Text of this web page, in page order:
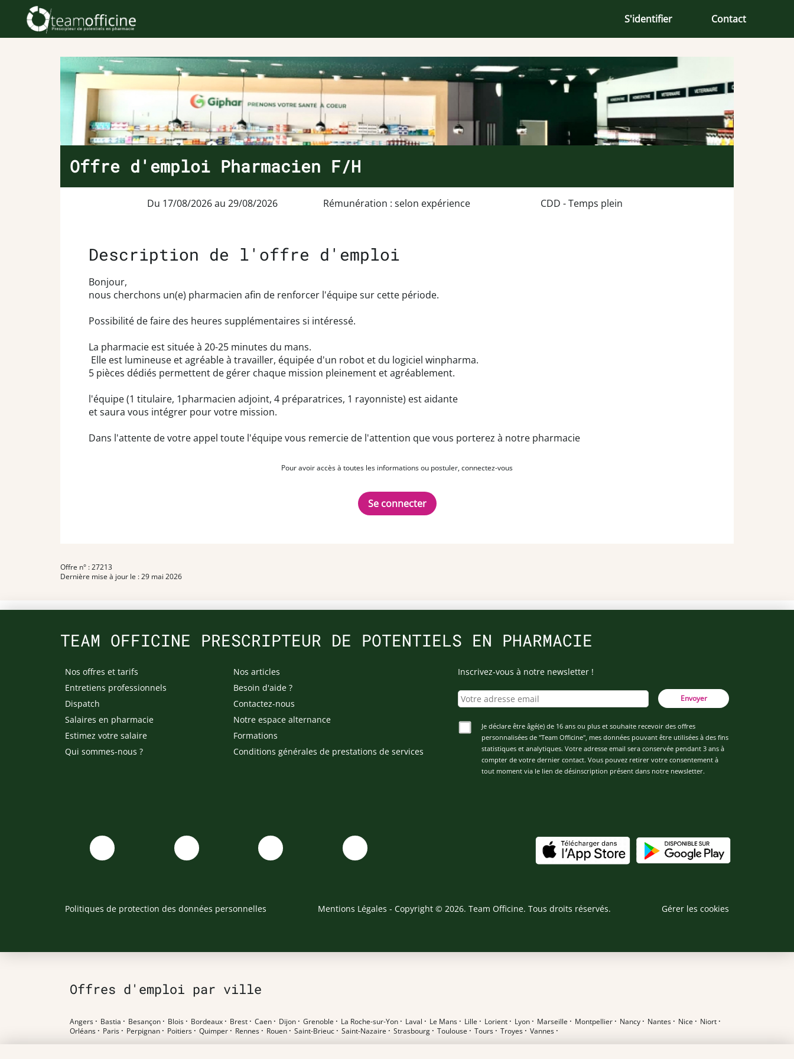
S'identifier Contact
Offre d'emploi Pharmacien F/H
Du 17/08/2026 au 29/08/2026 Rémunération : selon expérience CDD - Temps plein
Description de l'offre d'emploi
Bonjour,
nous cherchons un(e) pharmacien afin de renforcer l'équipe sur cette période.
Possibilité de faire des heures supplémentaires si intéressé.
La pharmacie est située à 20-25 minutes du mans.
Elle est lumineuse et agréable à travailler, équipée d'un robot et du logiciel winpharma.
5 pièces dédiés permettent de gérer chaque mission pleinement et agréablement.
l'équipe (1 titulaire, 1pharmacien adjoint, 4 préparatrices, 1 rayonniste) est aidante
et saura vous intégrer pour votre mission.
Dans l'attente de votre appel toute l'équipe vous remercie de l'attention que vous porterez à notre pharmacie
Pour avoir accès à toutes les informations ou postuler, connectez-vous
Se connecter
Offre n° : 27213
Dernière mise à jour le : 29 mai 2026
TEAM OFFICINE PRESCRIPTEUR DE POTENTIELS EN PHARMACIE
Nos offres et tarifs
Entretiens professionnels
Dispatch
Salaires en pharmacie
Estimez votre salaire
Qui sommes-nous ?
Nos articles
Besoin d'aide ?
Contactez-nous
Notre espace alternance
Formations
Conditions générales de prestations de services
Inscrivez-vous à notre newsletter !
Envoyer
Je déclare être âgé(e) de 16 ans ou plus et souhaite recevoir des offres
personnalisées de "Team Officine", mes données pouvant être utilisées à des fins
statistiques et analytiques. Votre adresse email sera conservée pendant 3 ans à
compter de votre dernier contact. Vous pouvez retirer votre consentement à
tout moment via le lien de désinscription présent dans notre newsletter.
Politiques de protection des données personnelles Mentions Légales - Copyright © 2026. Team Officine. Tous droits réservés. Gérer les cookies
Offres d'emploi par ville
Angers · Bastia · Besançon · Blois · Bordeaux · Brest · Caen · Dijon · Grenoble · La Roche-sur-Yon · Laval · Le Mans · Lille · Lorient · Lyon · Marseille · Montpellier · Nancy · Nantes · Nice · Niort ·
Orléans · Paris · Perpignan · Poitiers · Quimper · Rennes · Rouen · Saint-Brieuc · Saint-Nazaire · Strasbourg · Toulouse · Tours · Troyes · Vannes ·